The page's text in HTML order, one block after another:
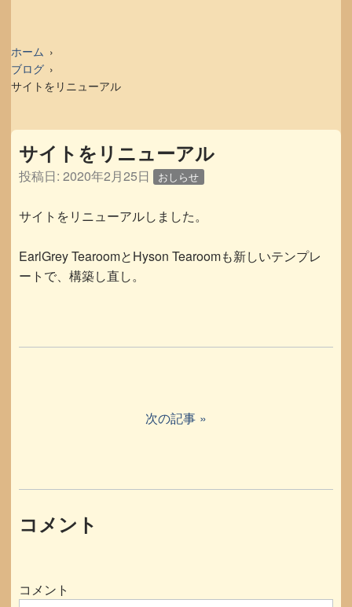
ホーム
ブログ
サイトをリニューアル
サイトをリニューアル
投稿日: 2020年2月25日 おしらせ
サイトをリニューアルしました。
EarlGrey TearoomとHyson Tearoomも新しいテンプレ
ートで、構築し直し。
次の記事
コメント
コメント